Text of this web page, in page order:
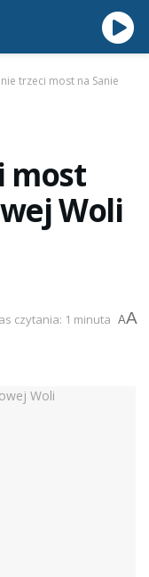
trzeci most na Sanie
most
Woli
czytania: 1 minuta AA